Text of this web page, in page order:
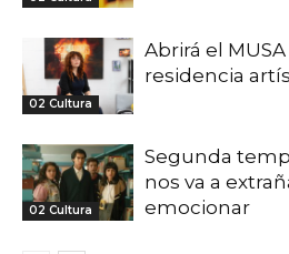
02 Cultura
Abrirá el
residencia
02 Cultura
Segunda
nos va a
emocionar